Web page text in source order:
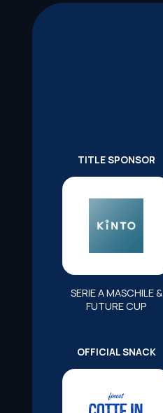
TITLE SPONSOR
SERIE A MASCHILE &
FUTURE CUP
OFFICIAL SNACK